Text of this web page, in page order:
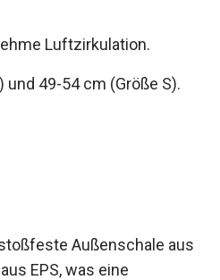
Luftzirkulation.
49-54 cm (Größe S).
Außenschale aus
EPS, was eine